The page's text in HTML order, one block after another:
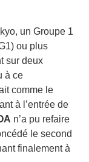
un Groupe 1
ou plus
sur deux
à ce
comme le
à l’entrée de
n’a pu refaire
le second
finalement à